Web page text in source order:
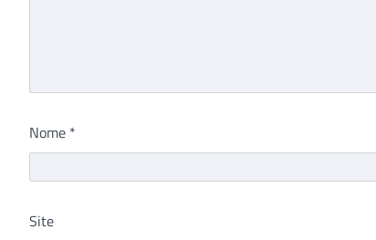
Nome *
Site